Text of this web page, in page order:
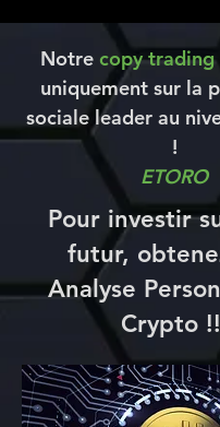
Notre copy trading
uniquement sur la
sociale leader au
!
ETORO
Pour investir
futur,
Analyse
Crypto